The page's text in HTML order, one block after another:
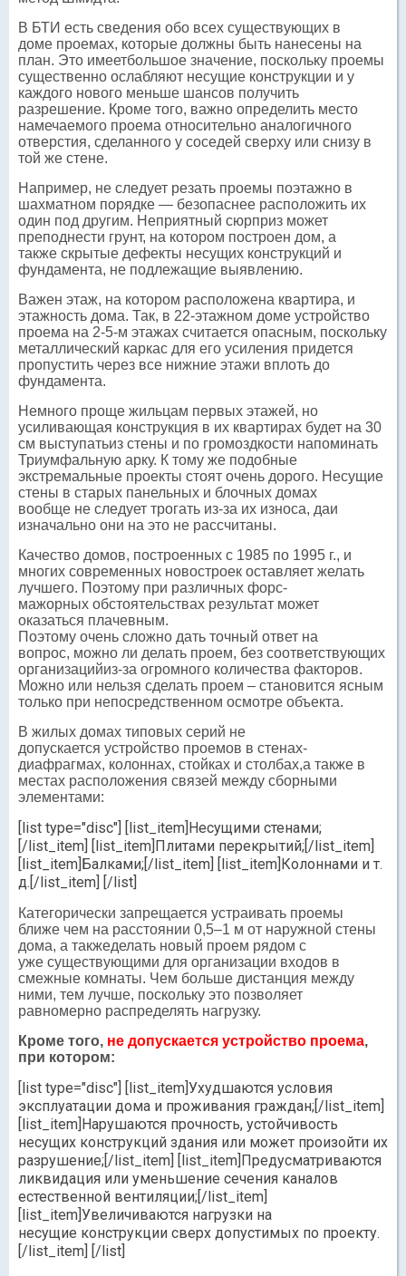
В БТИ есть сведения обо всех существующих в
доме проемах, которые должны быть нанесены на
план. Это имеетбольшое значение, поскольку проемы
существенно ослабляют несущие конструкции и у
каждого нового меньше шансов получить
разрешение. Кроме того, важно определить место
намечаемого проема относительно аналогичного
отверстия, сделанного у соседей сверху или снизу в
той же стене.
Например, не следует резать проемы поэтажно в
шахматном порядке — безопаснее расположить их
один под другим. Неприятный сюрприз может
преподнести грунт, на котором построен дом, а
также скрытые дефекты несущих конструкций и
фундамента, не подлежащие выявлению.
Важен этаж, на котором расположена квартира, и
этажность дома. Так, в 22-этажном доме устройство
проема на 2-5-м этажах считается опасным, поскольку
металлический каркас для его усиления придется
пропустить через все нижние этажи вплоть до
фундамента.
Немного проще жильцам первых этажей, но
усиливающая конструкция в их квартирах будет на 30
см выступатьиз стены и по громоздкости напоминать
Триумфальную арку. К тому же подобные
экстремальные проекты стоят очень дорого. Несущие
стены в старых панельных и блочных домах
вообще не следует трогать из-за их износа, даи
изначально они на это не рассчитаны.
Качество домов, построенных с 1985 по 1995 г., и
многих современных новостроек оставляет желать
лучшего. Поэтому при различных форс-
мажорных обстоятельствах результат может
оказаться плачевным.
Поэтому очень сложно дать точный ответ на
вопрос, можно ли делать проем, без соответствующих
организацийиз-за огромного количества факторов.
Можно или нельзя сделать проем – становится ясным
только при непосредственном осмотре объекта.
В жилых домах типовых серий не
допускается устройство проемов в стенах-
диафрагмах, колоннах, стойках и столбах,а также в
местах расположения связей между сборными
элементами:
[list type="disc"] [list_item]Несущими стенами;
[/list_item] [list_item]Плитами перекрытий;[/list_item]
[list_item]Балками;[/list_item] [list_item]Колоннами и т.
д.[/list_item] [/list]
Категорически запрещается устраивать проемы
ближе чем на расстоянии 0,5–1 м от наружной стены
дома, а такжеделать новый проем рядом с
уже существующими для организации входов в
смежные комнаты. Чем больше дистанция между
ними, тем лучше, поскольку это позволяет
равномерно распределять нагрузку.
Кроме того, не допускается устройство проема,
при котором:
[list type="disc"] [list_item]Ухудшаются условия
эксплуатации дома и проживания граждан;[/list_item]
[list_item]Нарушаются прочность, устойчивость
несущих конструкций здания или может произойти их
разрушение;[/list_item] [list_item]Предусматриваются
ликвидация или уменьшение сечения каналов
естественной вентиляции;[/list_item]
[list_item]Увеличиваются нагрузки на
несущие конструкции сверх допустимых по проекту.
[/list_item] [/list]